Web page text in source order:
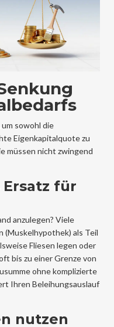
sowohl die
Eigenkapitalquote zu
müssen nicht zwingend
für
anzulegen? Viele
(Muskelhypothek) als Teil
Fliesen legen oder
bis zu einer Grenze von
ohne komplizierte
Ihren Beleihungsauslauf
nutzen